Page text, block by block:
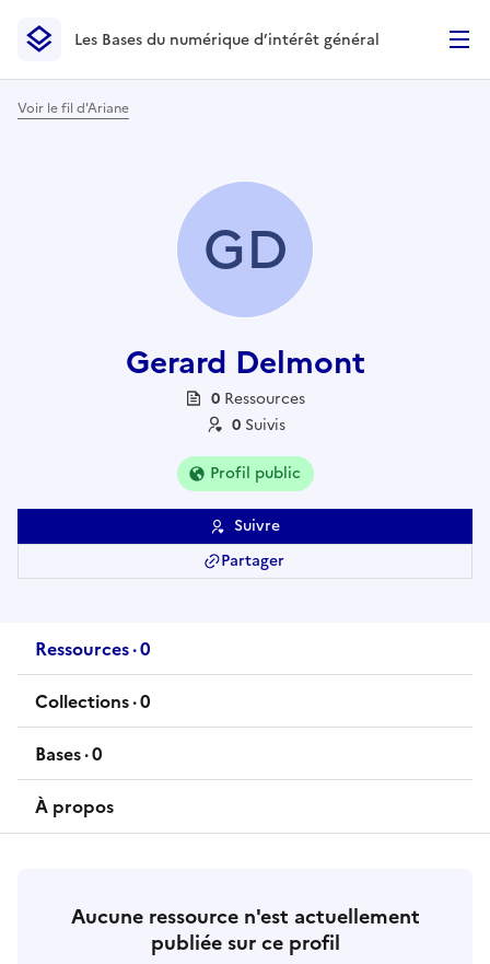
Les Bases du numérique d’intérêt général- Retour à la
Les Bases du numérique d’intérêt général
Voir le fil d'Ariane
GD
Gerard Delmont
0 Ressources
0 Suivis
Profil public
Suivre
Partager
Ressources·0
ressources
Collections·0
collections
Bases·0
bases
À propos
Aucune ressource n'est actuellement
publiée sur ce profil